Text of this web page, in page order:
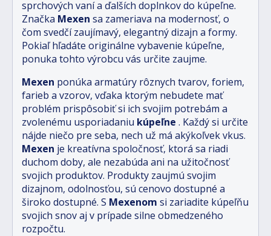
sprchových vaní a ďalších doplnkov do kúpeľne.
Značka Mexen sa zameriava na modernosť, o
čom svedčí zaujímavý, elegantný dizajn a formy.
Pokiaľ hľadáte originálne vybavenie kúpeľne,
ponuka tohto výrobcu vás určite zaujme.
Mexen ponúka armatúry rôznych tvarov, foriem,
farieb a vzorov, vďaka ktorým nebudete mať
problém prispôsobiť si ich svojim potrebám a
zvolenému usporiadaniu kúpeľne . Každý si určite
nájde niečo pre seba, nech už má akýkoľvek vkus.
Mexen je kreatívna spoločnosť, ktorá sa riadi
duchom doby, ale nezabúda ani na užitočnosť
svojich produktov. Produkty zaujmú svojim
dizajnom, odolnosťou, sú cenovo dostupné a
široko dostupné. S Mexenom si zariadite kúpeľňu
svojich snov aj v prípade silne obmedzeného
rozpočtu.